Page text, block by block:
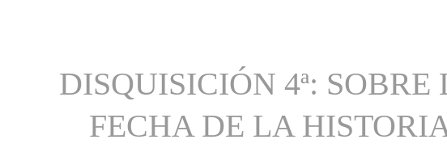
DISQUISICIÓN 4ª: SOBRE
FECHA DE LA